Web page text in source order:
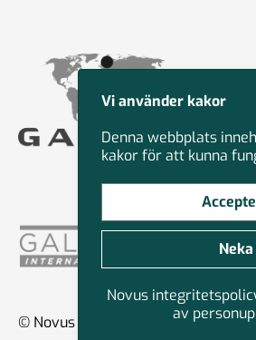
© Novus Group International 2026
Vi använder kakor
Denna webbplats
kakor för att kunna
Neka
Novus
av